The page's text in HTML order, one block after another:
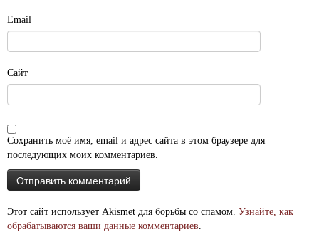
Email
Сайт
Сохранить моё имя, email и адрес сайта в этом браузере для
последующих моих комментариев.
Этот сайт использует Akismet для борьбы со спамом. Узнайте, как
обрабатываются ваши данные комментариев.